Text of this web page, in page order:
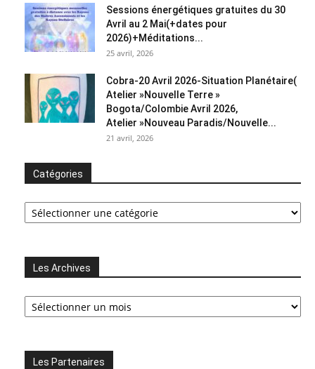
Sessions énergétiques gratuites du 30
Avril au 2 Mai(+dates pour
2026)+Méditations...
25 avril, 2026
Cobra-20 Avril 2026-Situation Planétaire(
Atelier »Nouvelle Terre »
Bogota/Colombie Avril 2026,
Atelier »Nouveau Paradis/Nouvelle...
21 avril, 2026
Catégories
Catégories
Les Archives
Les
Archives
Les Partenaires